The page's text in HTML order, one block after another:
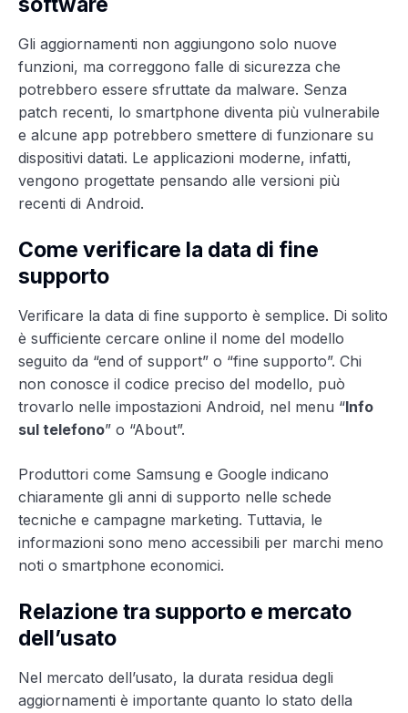
Gli aggiornamenti non aggiungono solo nuove
funzioni, ma correggono falle di sicurezza che
potrebbero essere sfruttate da malware. Senza
patch recenti, lo smartphone diventa più vulnerabile
e alcune app potrebbero smettere di funzionare su
dispositivi datati. Le applicazioni moderne, infatti,
vengono progettate pensando alle versioni più
recenti di Android.
Come verificare la data di fine
supporto
Verificare la data di fine supporto è semplice. Di solito
è sufficiente cercare online il nome del modello
seguito da “end of support” o “fine supporto”. Chi
non conosce il codice preciso del modello, può
trovarlo nelle impostazioni Android, nel menu “Info
sul telefono” o “About”.
Produttori come Samsung e Google indicano
chiaramente gli anni di supporto nelle schede
tecniche e campagne marketing. Tuttavia, le
informazioni sono meno accessibili per marchi meno
noti o smartphone economici.
Relazione tra supporto e mercato
dell’usato
Nel mercato dell’usato, la durata residua degli
aggiornamenti è importante quanto lo stato della